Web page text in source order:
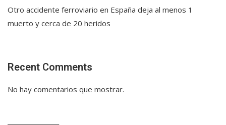
Otro accidente ferroviario en España deja al menos 1
muerto y cerca de 20 heridos
Recent Comments
No hay comentarios que mostrar.